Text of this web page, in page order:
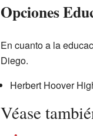
Opciones
En cuanto a la
Diego.
Herbert Hoover
Véase